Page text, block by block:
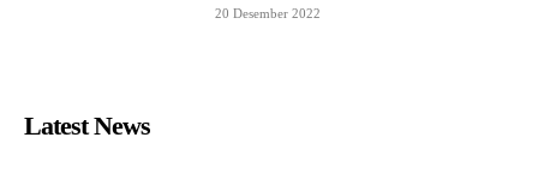
20 Desember 2022
Latest News